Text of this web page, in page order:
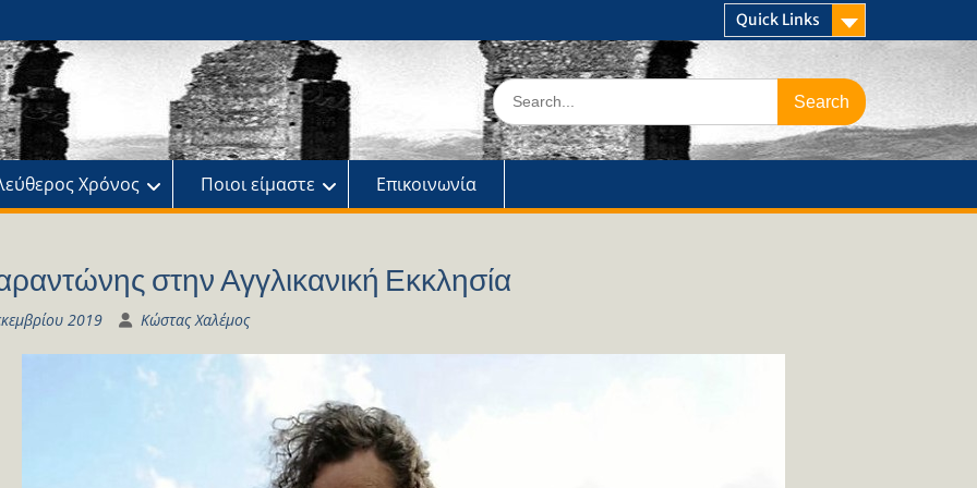
Quick Links
Search
for:
Χρόνος Ποιοι είμαστε Επικοινωνία
στην Αγγλικανική Εκκλησία
2019 Κώστας Χαλέμος